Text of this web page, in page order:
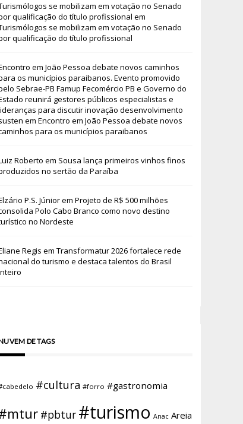
se mobilizam em votação no Senado
qualificação do título profissional em
se mobilizam em votação no Senado
qualificação do título profissional
em João Pessoa debate novos caminhos
os municípios paraibanos. Evento promovido
Sebrae-PB Famup Fecomércio PB e Governo do
reunirá gestores públicos especialistas e
para discutir inovação desenvolvimento
em Encontro em João Pessoa debate novos
para os municípios paraibanos
Roberto em Sousa lança primeiros vinhos finos
no sertão da Paraíba
P.S. Júniorem Projeto de R$ 500 milhões
Polo Cabo Branco como novo destino
no Nordeste
Regis em Transformatur 2026 fortalece rede
do turismo e destaca talentos do Brasil
DE TAGS
#cultura #forro #gastronomia
#pbtur #turismo Anac Areia